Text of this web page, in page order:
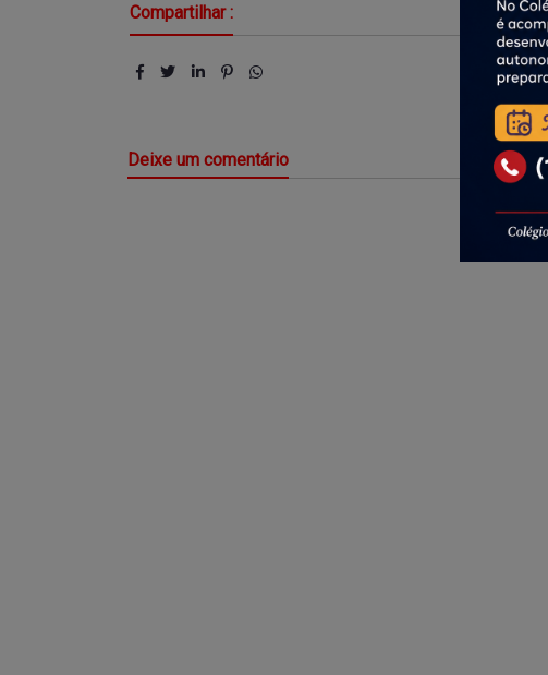
Compartilhar :
Deixe um comentário